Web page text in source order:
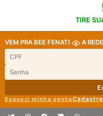
TIRE
VEM PRA BEE FENATI A
Esqueci minha senha